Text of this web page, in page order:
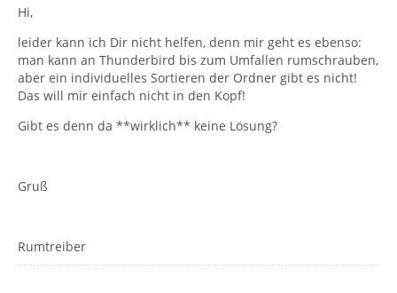
Hi,
leider kann ich Dir nicht helfen, denn mir geht es ebenso:
man kann an Thunderbird bis zum Umfallen rumschrauben,
aber ein individuelles Sortieren der Ordner gibt es nicht!
Das will mir einfach nicht in den Kopf!
Gibt es denn da **wirklich** keine Lösung?
Gruß
Rumtreiber